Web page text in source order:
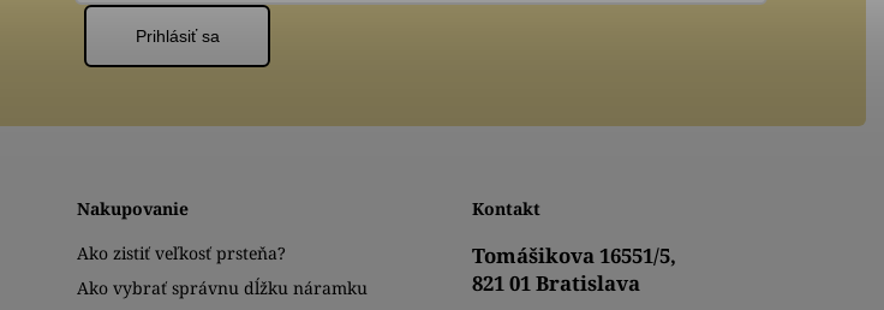
Nakupovanie
Ako zistiť veľkosť prsteňa?
Ako vybrať správnu dĺžku náramku
Kontakt
Tomášikova 16551/5,
821 01 Bratislava
Prihlásiť sa